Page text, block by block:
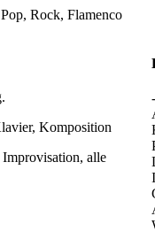
Rock, Flamenco
Komposition
alle